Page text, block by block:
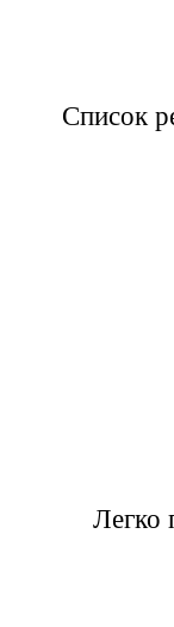
Список
Легко